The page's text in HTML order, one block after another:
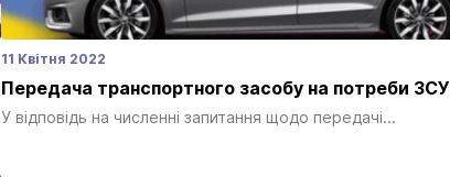
11 Квітня 2022
Передача транспортного засобу на потреби ЗСУ
У відповідь на численні запитання щодо передачі...